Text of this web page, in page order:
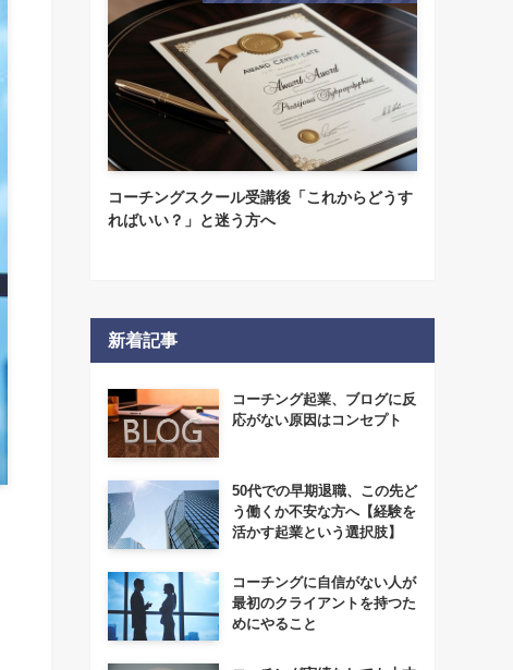
コーチングスクール受講後「これからどうす
ればいい？」と迷う方へ
新着記事
コーチング起業、ブログに反
応がない原因はコンセプト
50代での早期退職、この先ど
う働くか不安な方へ【経験を
活かす起業という選択肢】
コーチングに自信がない人が
最初のクライアントを持つた
めにやること